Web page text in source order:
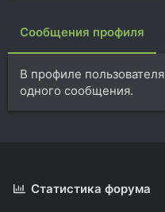
Сообщения профиля
В профиле
одного сообщения.
Статистика форума